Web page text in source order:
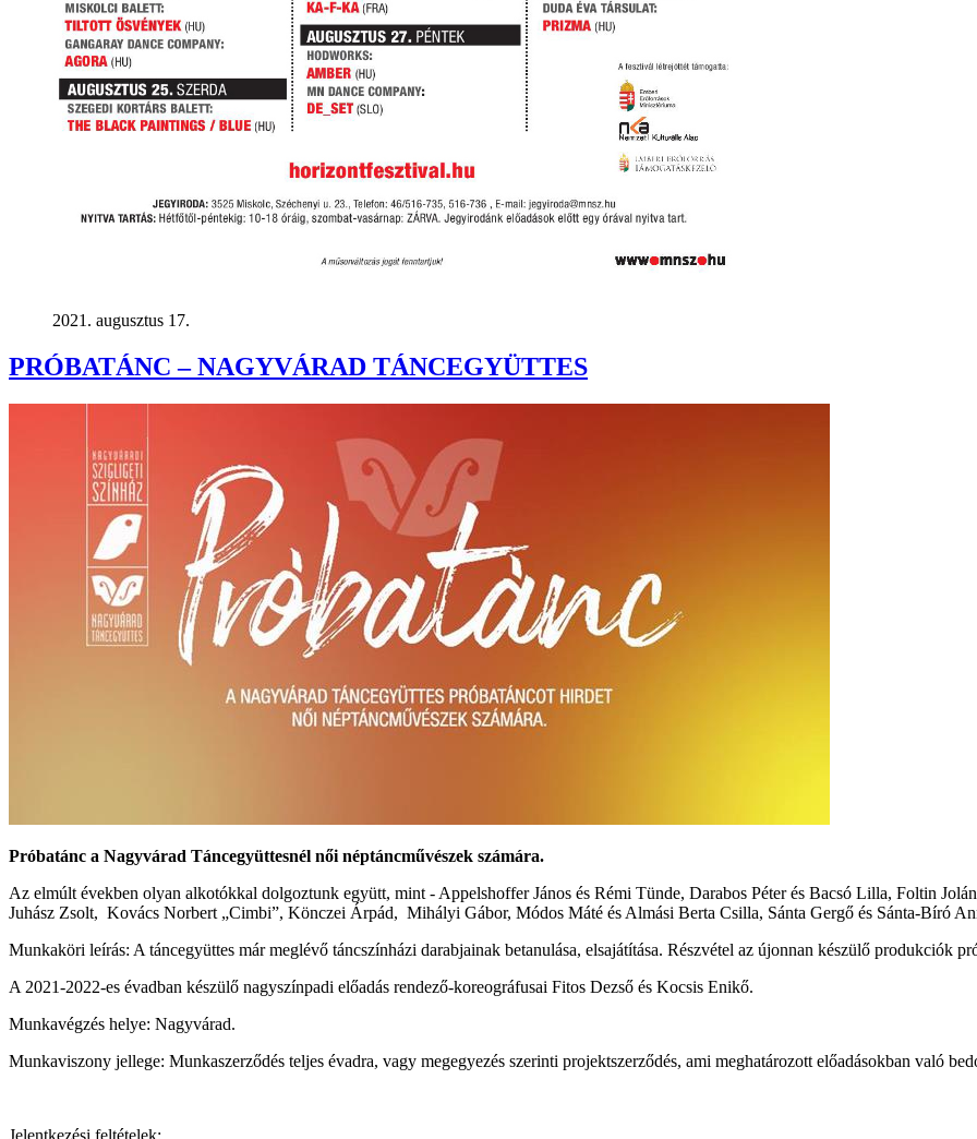
2021. augusztus 17.
PRÓBATÁNC – NAGYVÁRAD TÁNCEGYÜTTES
Próbatánc a Nagyvárad Táncegyüttesnél női néptáncművészek számára.
Az elmúlt években olyan alkotókkal dolgoztunk együtt, mint - Appelshoffer János és Rémi Tünde, Darabos Péter és Bacsó Lilla, Foltin
Juhász Zsolt, Kovács Norbert „Cimbi”, Könczei Árpád, Mihályi Gábor, Módos Máté és Almási Berta Csilla, Sánta Gergő és Sánta-Bíró
Munkaköri leírás: A táncegyüttes már meglévő táncszínházi darabjainak betanulása, elsajátítása. Részvétel az újonnan készülő produkciók
A 2021-2022-es évadban készülő nagyszínpadi előadás rendező-koreográfusai Fitos Dezső és Kocsis Enikő.
Munkavégzés helye: Nagyvárad.
Munkaviszony jellege: Munkaszerződés teljes évadra, vagy megegyezés szerinti projektszerződés, ami meghatározott előadásokban való
Jelentkezési feltételek: